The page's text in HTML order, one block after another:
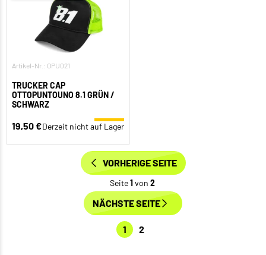
Artikel-Nr.: OPU021
TRUCKER CAP
OTTOPUNTOUNO 8.1 GRÜN /
SCHWARZ
19,50 €Derzeit nicht auf Lager
VORHERIGE SEITE
Seite 1 von 2
NÄCHSTE SEITE
1 2